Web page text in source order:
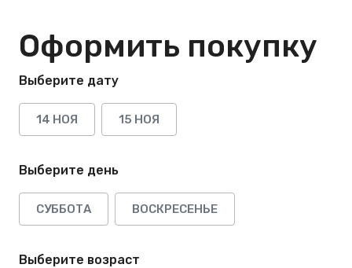
Оформить покупку
Выберите дату
14 НОЯ 15 НОЯ
Выберите день
СУББОТА ВОСКРЕСЕНЬЕ
Выберите возраст